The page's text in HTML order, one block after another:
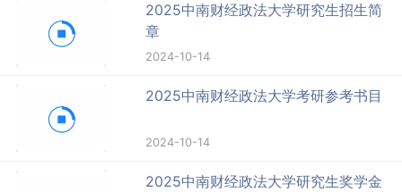
2025中南财经政法大学研究生招生简
章
2024-10-14
2025中南财经政法大学考研参考书目
2024-10-14
2025中南财经政法大学研究生奖学金